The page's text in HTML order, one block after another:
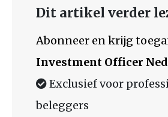
Dit artikel verder
Abonneer en krijg
Investment Officer
Exclusief voor
beleggers